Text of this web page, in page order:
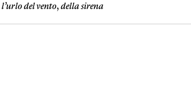
l’urlo del vento, della sirena